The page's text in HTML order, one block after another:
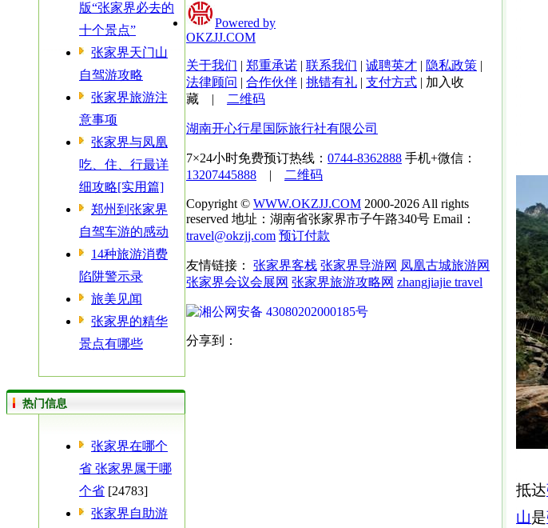
抵达
山是
版“张家界必去的
十个景点”
张家界天门山
自驾游攻略
张家界旅游注
意事项
张家界与凤凰
吃、住、行最详
细攻略[实用篇]
郑州到张家界
自驾车游的感动
14种旅游消费
陷阱警示录
旅美见闻
张家界的精华
景点有哪些
热门信息
张家界在哪个
省 张家界属于哪
个省 [24783]
张家界自助游
Powered by
OKZJJ.COM
关于我们 | 郑重承诺 | 联系我们 | 诚聘英才 | 隐私政策 |
法律顾问 | 合作伙伴 | 挑错有礼 | 支付方式 | 加入收
藏 | 二维码
湖南开心行星国际旅行社有限公司
7×24小时免费预订热线： 0744-8362888 手机+微信：
13207445888 | 二维码
Copyright © WWW.OKZJJ.COM 2000-2026 All rights
reserved 地址：湖南省张家界市子午路340号 Email：
travel@okzjj.com 预订付款
友情链接： 张家界客栈 张家界导游网 凤凰古城旅游网
张家界会议会展网 张家界旅游攻略网 zhangjiajie travel
湘公网安备 43080202000185号
分享到：